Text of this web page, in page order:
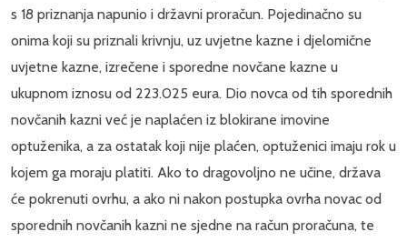
s 18 priznanja napunio i državni proračun. Pojedinačno su
onima koji su priznali krivnju, uz uvjetne kazne i djelomične
uvjetne kazne, izrečene i sporedne novčane kazne u
ukupnom iznosu od 223.025 eura. Dio novca od tih sporednih
novčanih kazni već je naplaćen iz blokirane imovine
optuženika, a za ostatak koji nije plaćen, optuženici imaju rok u
kojem ga moraju platiti. Ako to dragovoljno ne učine, država
će pokrenuti ovrhu, a ako ni nakon postupka ovrha novac od
sporednih novčanih kazni ne sjedne na račun proračuna, te